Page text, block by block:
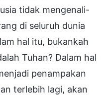
tidak mengenali-
di seluruh dunia
hal itu, bukankah
Tuhan? Dalam hal
penampakan
terlebih lagi, akan